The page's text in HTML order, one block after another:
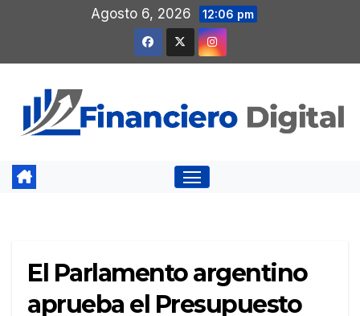
contenido
Agosto 6, 2026 12:06 pm
El Parlamento argentino
aprueba el Presupuesto